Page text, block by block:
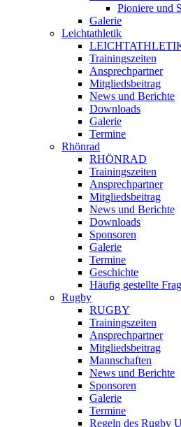
Pioniere und
Galerie
Leichtathletik
Trainingszeiten
Ansprechpartner
Mitgliedsbeitrag
News und Berichte
Downloads
Galerie
Termine
Rhönrad
RHÖNRAD
Trainingszeiten
Ansprechpartner
Mitgliedsbeitrag
News und Berichte
Downloads
Sponsoren
Galerie
Termine
Geschichte
Häufig gestellte
Rugby
RUGBY
Trainingszeiten
Ansprechpartner
Mitgliedsbeitrag
Mannschaften
News und Berichte
Sponsoren
Galerie
Termine
Regeln des Rugby